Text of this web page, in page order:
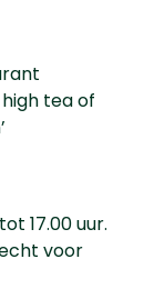
tea of
17.00 uur.
voor